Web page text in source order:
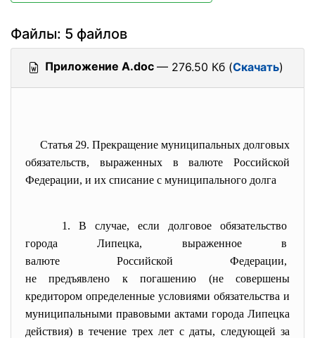
Файлы: 5 файлов
Приложение А.doc — 276.50 Кб (Скачать)
Статья 29. Прекращение муниципальных долговых
обязательств, выраженных в валюте Российской
Федерации, и их списание с муниципального долга
1. В случае, если долговое обязательство
города Липецка, выраженное в
валюте Российской Федерации,
не предъявлено к погашению (не совершены
кредитором определенные условиями обязательства и
муниципальными правовыми актами города Липецка
действия) в течение трех лет с даты, следующей за